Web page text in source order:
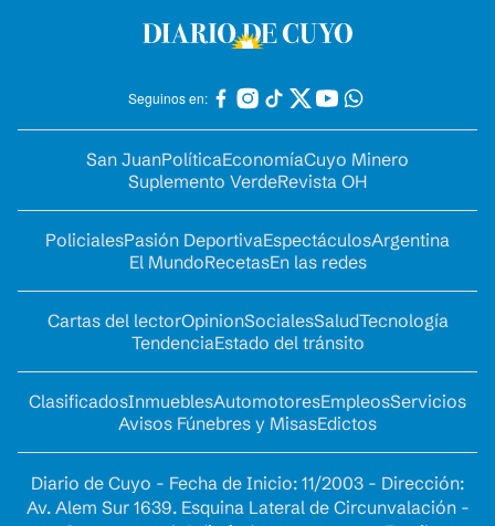
Seguinos en:
San JuanPolíticaEconomíaCuyo Minero
Suplemento VerdeRevista OH
PolicialesPasión DeportivaEspectáculosArgentina
El MundoRecetasEn las redes
Cartas del lectorOpinionSocialesSaludTecnología
TendenciaEstado del tránsito
ClasificadosInmueblesAutomotoresEmpleosServicios
Avisos Fúnebres y MisasEdictos
Diario de Cuyo - Fecha de Inicio: 11/2003 - Dirección:
Av. Alem Sur 1639. Esquina Lateral de Circunvalación -